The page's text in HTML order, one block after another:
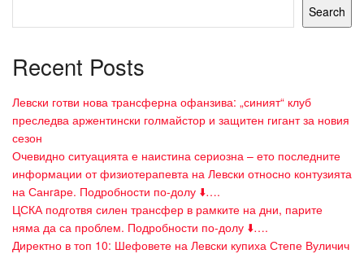
Search
Recent Posts
Левски готви нова трансферна офанзива: „синият“ клуб
преследва аржентински голмайстор и защитен гигант за новия
сезон
Очевидно ситуацията е наистина сериозна – ето последните
информации от физиотерапевта на Левски относно контузията
на Сангaре. Подробности по-долу ⬇️….
ЦСКА подготвя силен трансфер в рамките на дни, парите
няма да са проблем. Подробности по-долу ⬇️….
Директно в топ 10: Шефовете на Левски купиха Степе Вуличич